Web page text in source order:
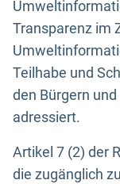
Transparenz im
Teilhabe und
den Bürgern
adressiert.
Artikel 7 (2) der
die zugänglich